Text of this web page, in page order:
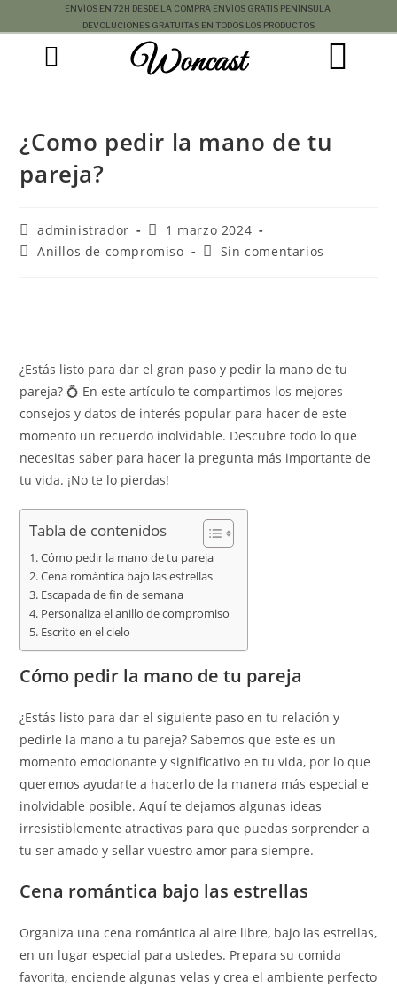
ENVÍOS EN 72H DESDE L A COMPRA ENVÍOS GRATIS PENÍNSUL A
DEVOL UCIONES GRATUITAS EN TODOS L OS PRODUCTOS
Woncast
¿Como pedir la mano de tu
pareja?
administrador
1 marzo 2024
Anillos de compromiso
Sin comentarios
¿Estás listo para dar el gran paso y pedir la mano de tu
pareja? 💍 En este artículo te compartimos los mejores
consejos y datos de interés popular para hacer de este
momento un recuerdo inolvidable. Descubre todo lo que
necesitas saber para hacer la pregunta más importante de
tu vida. ¡No te lo pierdas!
Tabla de contenidos
Cómo pedir la mano de tu pareja
Cena romántica bajo las estrellas
Escapada de fin de semana
Personaliza el anillo de compromiso
Escrito en el cielo
Cómo pedir la mano de tu pareja
¿Estás listo para dar el siguiente paso en tu relación y
pedirle la mano a tu pareja? Sabemos que este es un
momento emocionante y significativo en tu vida, por lo que
queremos ayudarte a hacerlo de la manera más especial e
inolvidable posible. Aquí te dejamos algunas ideas
irresistiblemente atractivas para que puedas sorprender a
tu ser amado y sellar vuestro amor para siempre.
Cena romántica bajo las estrellas
Organiza una cena romántica al aire libre, bajo las estrellas,
en un lugar especial para ustedes. Prepara su comida
favorita, enciende algunas velas y crea el ambiente perfecto